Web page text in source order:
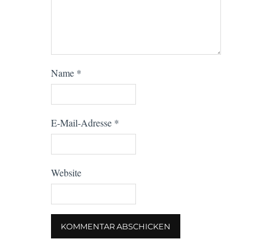
Name *
E-Mail-Adresse *
Website